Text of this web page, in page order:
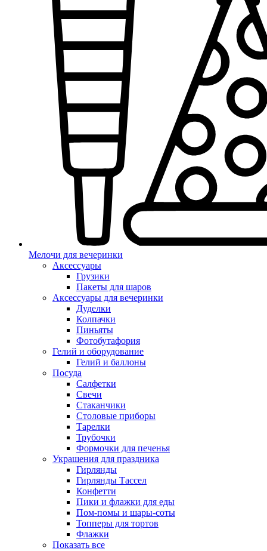
Мелочи для вечеринки
Аксессуары
Грузики
Пакеты для шаров
Аксессуары для вечеринки
Дуделки
Колпачки
Пиньяты
Фотобутафория
Гелий и оборудование
Гелий и баллоны
Посуда
Салфетки
Свечи
Стаканчики
Столовые приборы
Тарелки
Трубочки
Формочки для печенья
Украшения для праздника
Гирлянды
Гирлянды Тассел
Конфетти
Пики и флажки для еды
Пом-помы и шары-соты
Топперы для тортов
Флажки
Показать все